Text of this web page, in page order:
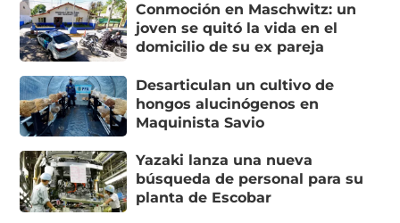
Conmoción en Maschwitz: un
joven se quitó la vida en el
domicilio de su ex pareja
Desarticulan un cultivo de
hongos alucinógenos en
Maquinista Savio
Yazaki lanza una nueva
búsqueda de personal para su
planta de Escobar